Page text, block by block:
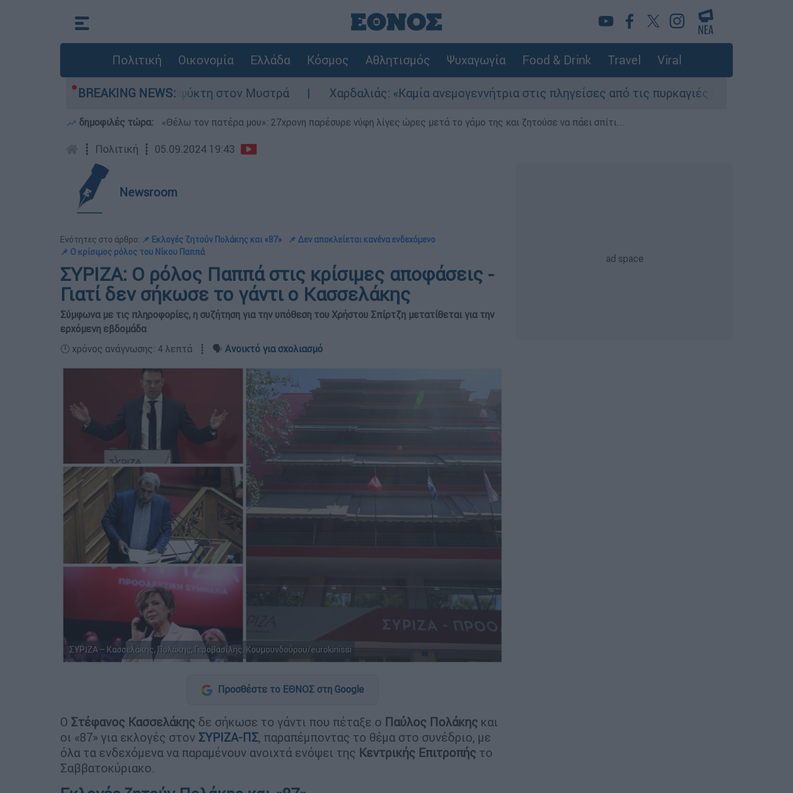
Πολιτική Οικονομία Ελλάδα Κόσμος Αθλητισμός Ψυχαγωγία Food & Drink Travel Viral
BREAKING NEWS:
πατέρα σε καταψύκτη στον Μυστρά Χαρδαλιάς: «Καμία ανεμογεννήτρια στις πληγείσες από τις πυρκαγιές περιοχές της Αττικής»
δημοφιλές τώρα: «Θέλω τον πατέρα μου»: 27χρονη παρέσυρε νύφη λίγες ώρες μετά το γάμο της και ζητούσε να πάει σπίτι...
┋ Πολιτική ┋ 05.09.2024 19:43
Newsroom
Ενότητες στο άρθρο: 📌 Εκλογές ζητούν Πολάκης και «87»
📌 Δεν αποκλείεται κανένα ενδεχόμενο
📌 Ο κρίσιμος ρόλος του Νίκου Παππά
ΣΥΡΙΖΑ: Ο ρόλος Παππά στις κρίσιμες αποφάσεις -
Γιατί δεν σήκωσε το γάντι ο Κασσελάκης
Σύμφωνα με τις πληροφορίες, η συζήτηση για την υπόθεση του Χρήστου Σπίρτζη μετατίθεται για την
ερχόμενη εβδομάδα
🕛 χρόνος ανάγνωσης: 4 λεπτά ┋ 🗣️ Ανοικτό για σχολιασμό
ΣΥΡΙΖΑ – Κασσελάκης, Πολάκης, Γεροβασίλης, Κουμουνδούρου/eurokinissi
Προσθέστε το ΕΘΝΟΣ στη Google
Ο Στέφανος Κασσελάκης δε σήκωσε το γάντι που πέταξε ο Παύλος Πολάκης και
οι «87» για εκλογές στον ΣΥΡΙΖΑ-ΠΣ, παραπέμποντας το θέμα στο συνέδριο, με
όλα τα ενδεχόμενα να παραμένουν ανοιχτά ενόψει της Κεντρικής Επιτροπής το
Σαββατοκύριακο.